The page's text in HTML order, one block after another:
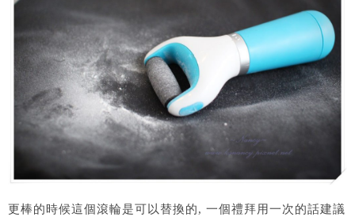
更棒的時候這個滾輪是可以替換的, 一個禮拜用一次的話建議